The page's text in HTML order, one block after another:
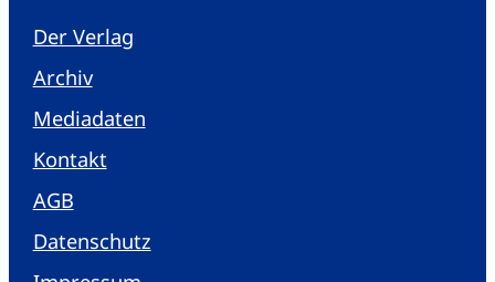
Der Verlag
Archiv
Mediadaten
Kontakt
AGB
Datenschutz